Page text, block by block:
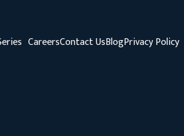
CareersContact UsBlogPrivacy Policy